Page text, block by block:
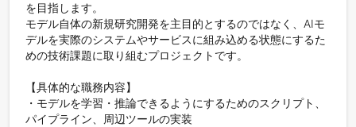
を目指します。
モデル自体の新規研究開発を主目的とするのではなく、AIモ
デルを実際のシステムやサービスに組み込める状態にするた
めの技術課題に取り組むプロジェクトです。
【具体的な職務内容】
・モデルを学習・推論できるようにするためのスクリプト、
パイプライン、周辺ツールの実装